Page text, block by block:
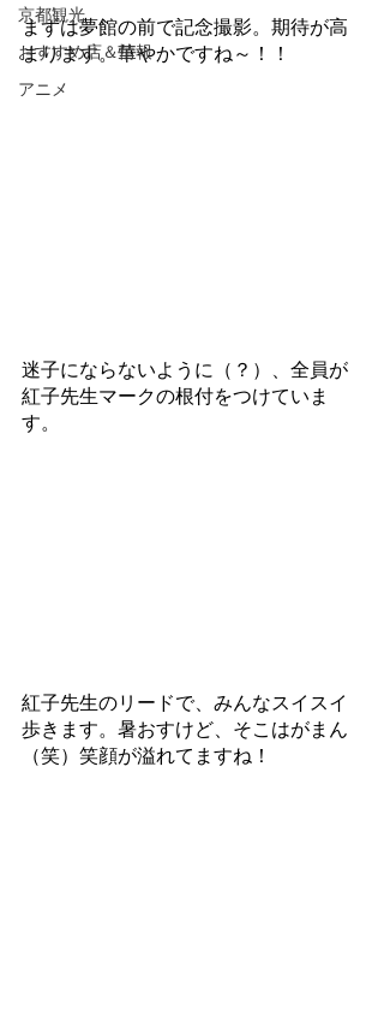
京都観光
おすすめ店＆情報
アニメ
まずは夢館の前で記念撮影。期待が高
まります。華やかですね～！！
迷子にならないように（？）、全員が
紅子先生マークの根付をつけていま
す。
紅子先生のリードで、みんなスイスイ
歩きます。暑おすけど、そこはがまん
（笑）笑顔が溢れてますね！